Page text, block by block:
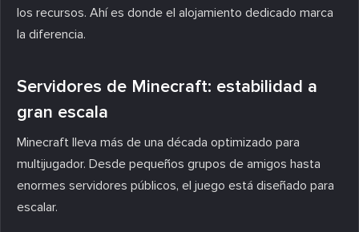
los recursos. Ahí es donde el alojamiento dedicado marca
la diferencia.
Servidores de Minecraft: estabilidad a
gran escala
Minecraft lleva más de una década optimizado para
multijugador. Desde pequeños grupos de amigos hasta
enormes servidores públicos, el juego está diseñado para
escalar.